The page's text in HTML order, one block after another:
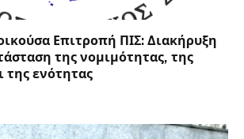
Επιτροπή ΠΙΣ: Διακήρυξη
της νομιμότητας, της
της ενότητας